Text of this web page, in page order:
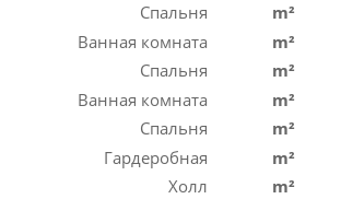
Спальня
m²
Ванная комната
m²
Спальня
m²
Ванная комната
m²
Спальня
m²
Гардеробная
m²
Холл
m²